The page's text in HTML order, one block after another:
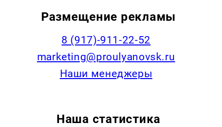
Размещение рекламы
8 (917)-911-22-52
marketing@proulyanovsk.ru
Наши менеджеры
Наша статистика